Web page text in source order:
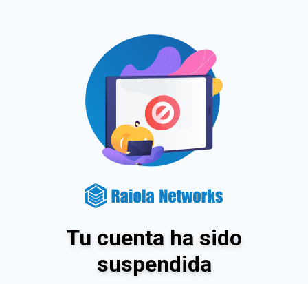
Tu cuenta ha sido
suspendida